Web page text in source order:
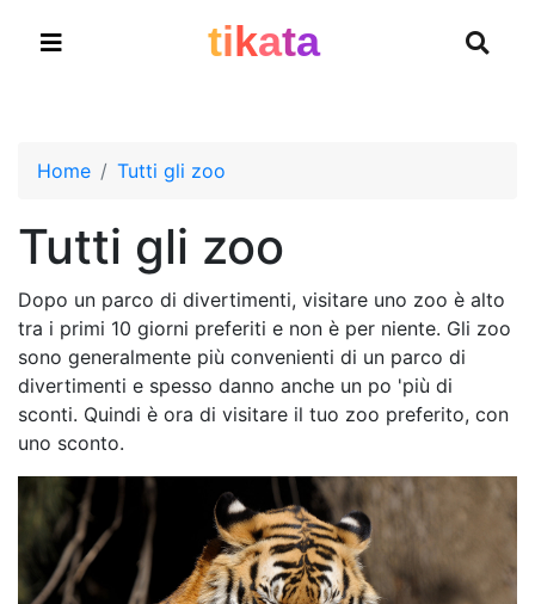
tikata
Home Tutti gli zoo
Tutti gli zoo
Dopo un parco di divertimenti, visitare uno zoo è alto
tra i primi 10 giorni preferiti e non è per niente. Gli zoo
sono generalmente più convenienti di un parco di
divertimenti e spesso danno anche un po 'più di
sconti. Quindi è ora di visitare il tuo zoo preferito, con
uno sconto.